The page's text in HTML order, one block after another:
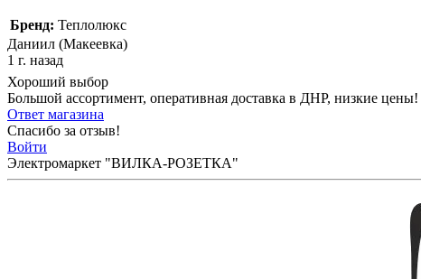
Бренд: Теплолюкс
Даниил (Макеевка)
1 г. назад
Хороший выбор
Большой ассортимент, оперативная доставка в ДНР, низкие цены!
Ответ магазина
Спасибо за отзыв!
Войти
Электромаркет "ВИЛКА-РОЗЕТКА"